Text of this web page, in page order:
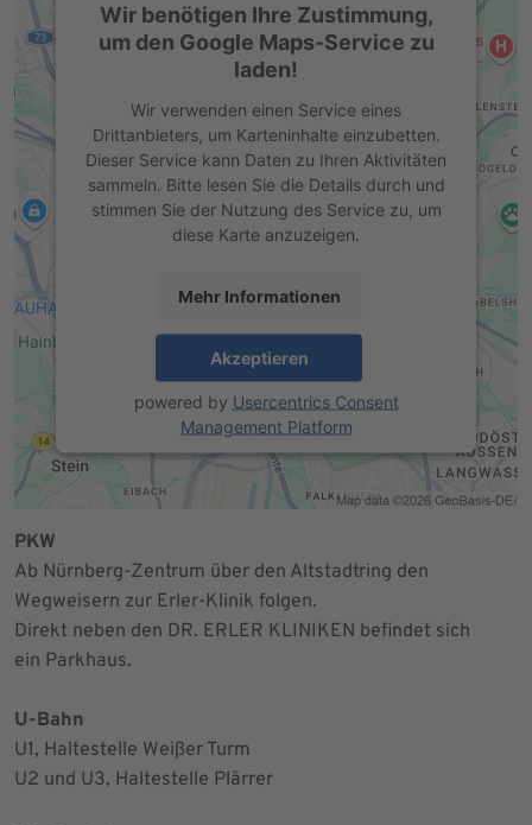
Wir benötigen Ihre Zustimmung,
um den Google Maps-Service zu
laden!
Wir verwenden einen Service eines
Drittanbieters, um Karteninhalte einzubetten.
Dieser Service kann Daten zu Ihren Aktivitäten
sammeln. Bitte lesen Sie die Details durch und
stimmen Sie der Nutzung des Service zu, um
diese Karte anzuzeigen.
Mehr Informationen
Akzeptieren
powered by Usercentrics Consent
Management Platform
PKW
Ab Nürnberg-Zentrum über den Altstadtring den
Wegweisern zur Erler-Klinik folgen.
Direkt neben den DR. ERLER KLINIKEN befindet sich
ein Parkhaus.
U-Bahn
U1, Haltestelle Weißer Turm
U2 und U3, Haltestelle Plärrer